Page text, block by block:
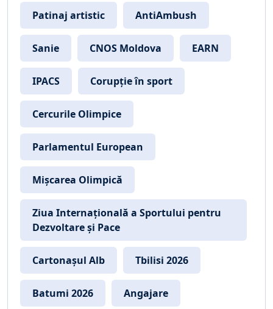
Patinaj artistic AntiAmbush
Sanie CNOS Moldova EARN
IPACS Corupție în sport
Cercurile Olimpice
Parlamentul European
Mișcarea Olimpică
Ziua Internațională a Sportului pentru
Dezvoltare și Pace
Cartonașul Alb Tbilisi 2026
Batumi 2026 Angajare